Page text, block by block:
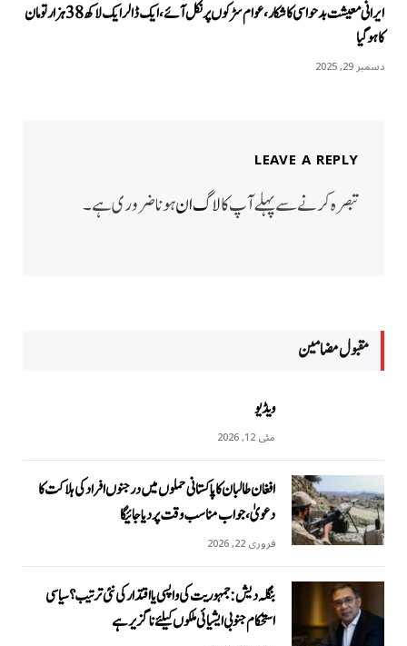
ایرانی معیشت بدحواسی کا شکار، عوام سڑکوں پر نکل آئے، ایک ڈالر ایک لاکھ 38 ہزار تومان
کا ہوگیا
دسمبر 29, 2025
LEAVE A REPLY
تبصرہ کرنے سے پہلے آپ کالاگ انہونا ضروری ہے۔
مقبول مضامين
ویڈیو
مئی 12, 2026
افغان طالبان کا پاکستانی حملوں میں درجنوں افراد کی ہلاکت کا
دعویٰ، جواب مناسب وقت پر دیا جائیگا
فروری 22, 2026
بنگلہ دیش: جمہوریت کی واپسی یا اقتدار کی نئی ترتیب؟ سیاسی
استحکام جنوبی ایشیائی ملکوں کیلئے ناگزیر ہے